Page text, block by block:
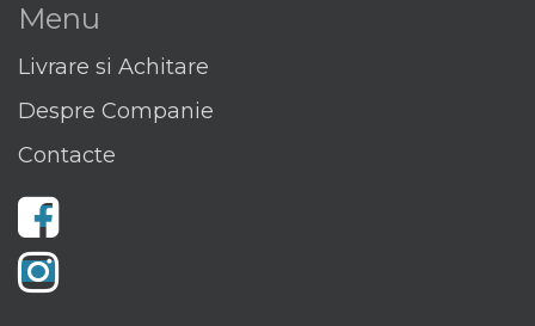
Menu
Livrare si Achitare
Despre Companie
Contacte